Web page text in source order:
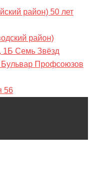
район) 50 лет
район)
1Б Семь Звёзд
Профсоюзов
56